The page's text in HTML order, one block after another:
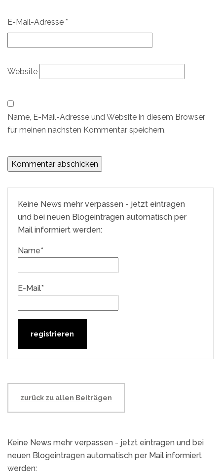
E-Mail-Adresse *
Website
Name, E-Mail-Adresse und Website in diesem Browser
für meinen nächsten Kommentar speichern.
Keine News mehr verpassen - jetzt eintragen
und bei neuen Blogeintragen automatisch per
Mail informiert werden:
Name*
E-Mail*
zurück zu allen Beiträgen
Keine News mehr verpassen - jetzt eintragen und bei
neuen Blogeintragen automatisch per Mail informiert
werden: